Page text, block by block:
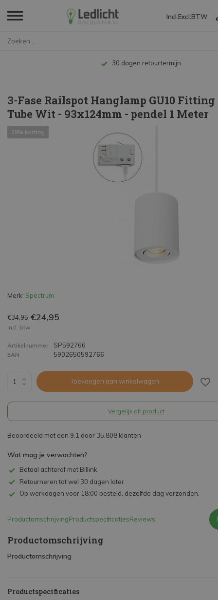
Incl. Excl. BTW
Tot 10 jaar garantie
3-Fase Railspot Hanglamp GU10 Fitting
Tube Wit - 93x124mm - pendel 1 Meter
29% korting
Merk: Spectrum
€34,95 €24,95
Incl. btw
Artikelnummer SP592766
EAN 5902650592766
Toevoegen aan winkelwagen
Vergelijk dit product
Beoordeeld met een 9,1 door 35.808 klanten
Wat mag je verwachten?
Betaal achteraf met Billink
Retourneren tot wel 30 dagen later
Op werkdagen voor 18:00 besteld, dezelfde dag verzonden.
ProductomschrijvingProductspecificatiesReviews
Productomschrijving
Productomschrijving
Productspecificaties